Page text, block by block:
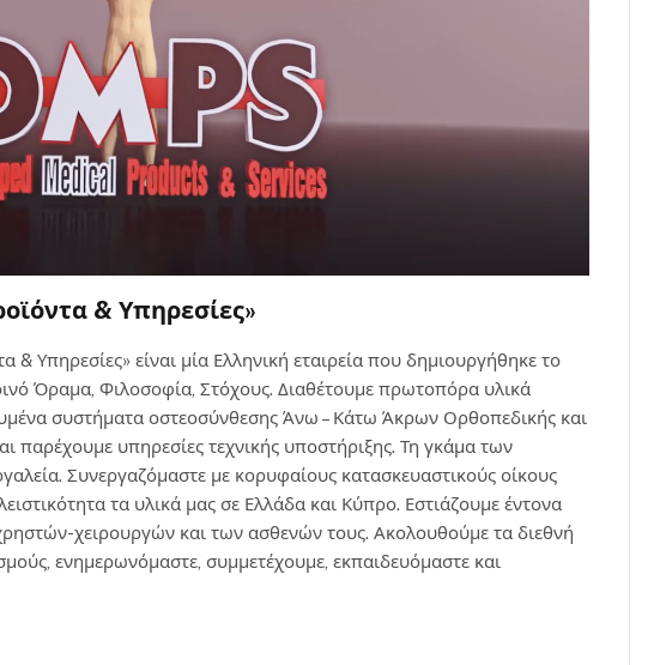
& Υπηρεσίες»
Υπηρεσίες» είναι μία Ελληνική εταιρεία που δημιουργήθηκε το
Όραμα, Φιλοσοφία, Στόχους. Διαθέτουμε πρωτοπόρα υλικά
συστήματα οστεοσύνθεσης Άνω – Κάτω Άκρων Ορθοπεδικής και
παρέχουμε υπηρεσίες τεχνικής υποστήριξης. Τη γκάμα των
Συνεργαζόμαστε με κορυφαίους κατασκευαστικούς οίκους
τα υλικά μας σε Ελλάδα και Κύπρο. Εστιάζουμε έντονα
χειρουργών και των ασθενών τους. Ακολουθούμε τα διεθνή
ενημερωνόμαστε, συμμετέχουμε, εκπαιδευόμαστε και